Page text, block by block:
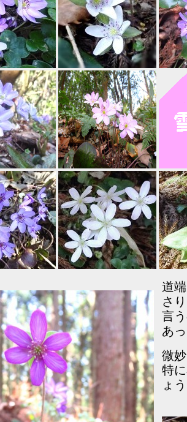
道
さ
言
あ
微
特
ょ